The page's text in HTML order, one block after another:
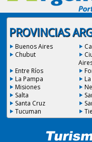
PROVINCIAS
Buenos Aires
Chubut
Entre Ríos
La Pampa
Misiones
Salta
Santa Cruz
Tucuman